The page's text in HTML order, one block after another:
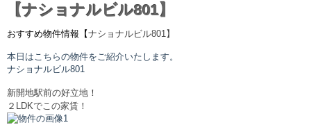
【ナショナルビル801】
おすすめ物件情報【ナショナルビル801】
本日はこちらの物件をご紹介いたします。
ナショナルビル801
新開地駅前の好立地！
２LDKでこの家賃！